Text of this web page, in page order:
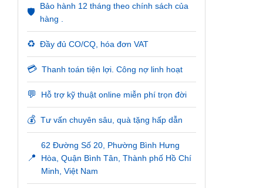
🛡️
Bảo hành 12 tháng theo chính sách của
hàng .
♻️ Đầy đủ CO/CQ, hóa đơn VAT
💳 Thanh toán tiện lợi. Công nợ linh hoạt
💬 Hỗ trợ kỹ thuật online miễn phí trọn đời
💰 Tư vấn chuyên sâu, quà tặng hấp dẫn
📍
62 Đường Số 20, Phường Bình Hưng
Hòa, Quận Bình Tân, Thành phố Hồ Chí
Minh, Việt Nam